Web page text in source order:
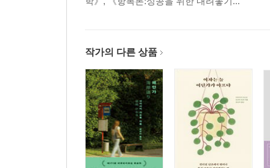
결국, 자신만의 ‘최고’를 찾는 수밖에 없다
자기 자신에 대해서는 의외로 잘 모른다
리스트를 만들면 답이 보인다
‘나를 행복하게 하는 것 리스트’를 만든다
리스트 만들기 팁
‘느낄 수 있는 감정’으로 행동을 선택한다
행복의 세 가지 종류
작가의 다른 상품